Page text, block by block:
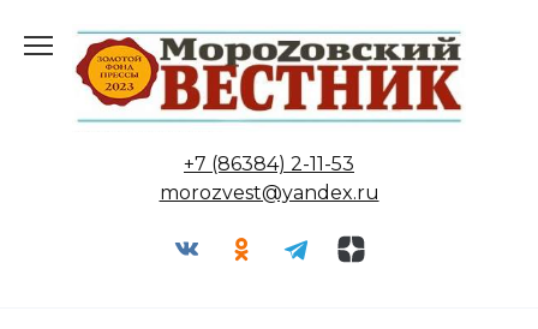
содержанию
+7 (86384) 2-11-53
morozvest@yandex.ru